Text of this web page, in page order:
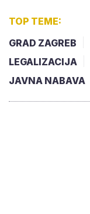
TOP TEME:
GRAD ZAGREB
LEGALIZACIJA
JAVNA NABAVA